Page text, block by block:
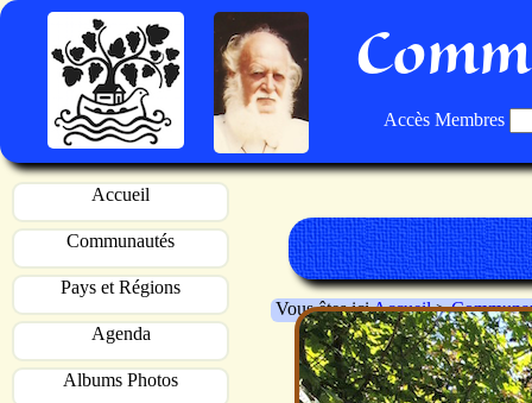
Accès Membres
Accueil
Communautés
Pays et Régions
Agenda
Albums Photos
Vous êtes iciAccueil>